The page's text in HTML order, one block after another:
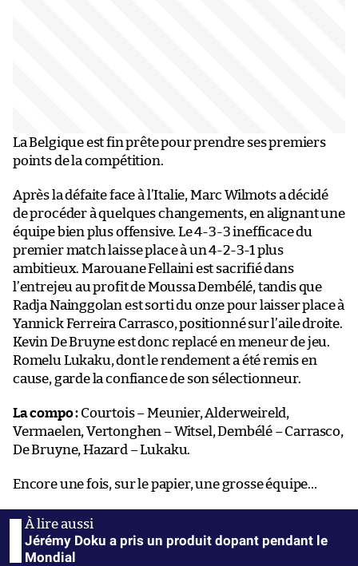
La Belgique est fin prête pour prendre ses premiers
points de la compétition.
Après la défaite face à l’Italie, Marc Wilmots a décidé
de procéder à quelques changements, en alignant une
équipe bien plus offensive. Le 4-3-3 inefficace du
premier match laisse place à un 4-2-3-1 plus
ambitieux. Marouane Fellaini est sacrifié dans
l’entrejeu au profit de Moussa Dembélé, tandis que
Radja Nainggolan est sorti du onze pour laisser place à
Yannick Ferreira Carrasco, positionné sur l’aile droite.
Kevin De Bruyne est donc replacé en meneur de jeu.
Romelu Lukaku, dont le rendement a été remis en
cause, garde la confiance de son sélectionneur.
La compo : Courtois – Meunier, Alderweireld,
Vermaelen, Vertonghen – Witsel, Dembélé – Carrasco,
De Bruyne, Hazard – Lukaku.
Encore une fois, sur le papier, une grosse équipe…
Jérémy Doku a pris un produit dopant pendant le
Mondial